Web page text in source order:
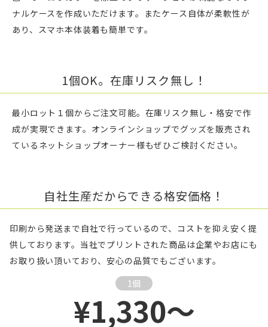
ナルケースを作成いただけます。またケース自体が柔軟性が
あり、スマホ本体装着も簡単です。
1個OK。在庫リスク無し！
最小ロット１個からご注文可能。在庫リスク無し・格安で作
成が実現できます。オンラインショップでグッズを販売され
ているネットショップオーナー様もぜひご検討ください。
自社生産だからできる格安価格！
印刷から発送まで自社で行っているので、コストを抑え安く提
供しております。当社でプリントされた商品は企業やお店にも
お取り扱い頂いており、安心の品質でもございます。
1個
¥1,330～